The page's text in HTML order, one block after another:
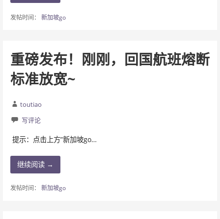
发帖时间： 新加坡go
重磅发布！刚刚，回国航班熔断
标准放宽~
toutiao
写评论
提示：点击上方”新加坡go…
继续阅读 →
发帖时间： 新加坡go